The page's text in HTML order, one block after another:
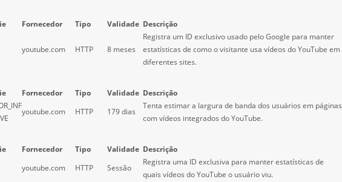
Fornecedor Tipo Validade Descrição
youtube.com HTTP 8 meses
Registra um ID exclusivo usado pelo Google para manter
estatísticas de como o visitante usa vídeos do YouTube em
diferentes sites.
Fornecedor Tipo Validade Descrição
youtube.com HTTP 179 dias
Tenta estimar a largura de banda dos usuários em páginas
com vídeos integrados do YouTube.
Fornecedor Tipo Validade Descrição
youtube.com HTTP Sessão
Registra uma ID exclusiva para manter estatísticas de
quais vídeos do YouTube o usuário viu.